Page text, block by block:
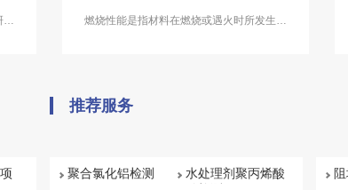
等
燃烧性能是指材料在燃烧或遇火时所发生的
推荐服务
聚合氯化铝检测
水处理剂聚丙烯酸